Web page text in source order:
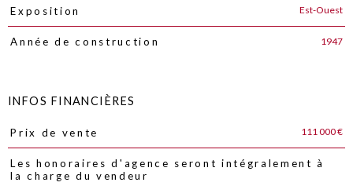
Exposition Est-Ouest
Année de construction 1947
INFOS FINANCIÈRES
Caractéristiques Valeurs
Prix de vente 111 000 €
Les honoraires d'agence seront intégralement à
la charge du vendeur